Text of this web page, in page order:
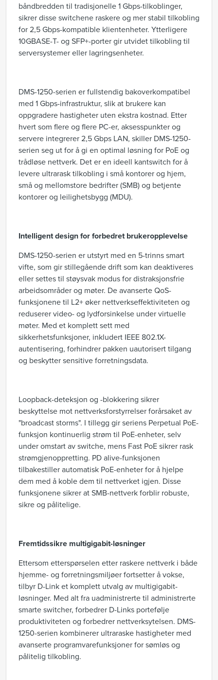
båndbredden til tradisjonelle 1 Gbps-tilkoblinger,
sikrer disse switchene raskere og mer stabil tilkobling
for 2,5 Gbps-kompatible klientenheter. Ytterligere
10GBASE-T- og SFP+-porter gir utvidet tilkobling til
serversystemer eller lagringsenheter.
DMS-1250-serien er fullstendig bakoverkompatibel
med 1 Gbps-infrastruktur, slik at brukere kan
oppgradere hastigheter uten ekstra kostnad. Etter
hvert som flere og flere PC-er, aksesspunkter og
servere integrerer 2,5 Gbps LAN, skiller DMS-1250-
serien seg ut for å gi en optimal løsning for PoE og
trådløse nettverk. Det er en ideell kantswitch for å
levere ultrarask tilkobling i små kontorer og hjem,
små og mellomstore bedrifter (SMB) og betjente
kontorer og leilighetsbygg (MDU).
Intelligent design for forbedret brukeropplevelse
DMS-1250-serien er utstyrt med en 5-trinns smart
vifte, som gir stillegående drift som kan deaktiveres
eller settes til støysvak modus for distraksjonsfrie
arbeidsområder og møter. De avanserte QoS-
funksjonene til L2+ øker nettverkseffektiviteten og
reduserer video- og lydforsinkelse under virtuelle
møter. Med et komplett sett med
sikkerhetsfunksjoner, inkludert IEEE 802.1X-
autentisering, forhindrer pakken uautorisert tilgang
og beskytter sensitive forretningsdata.
Loopback-deteksjon og -blokkering sikrer
beskyttelse mot nettverksforstyrrelser forårsaket av
"broadcast storms". I tillegg gir seriens Perpetual PoE-
funksjon kontinuerlig strøm til PoE-enheter, selv
under omstart av switche, mens Fast PoE sikrer rask
strømgjenoppretting. PD alive-funksjonen
tilbakestiller automatisk PoE-enheter for å hjelpe
dem med å koble dem til nettverket igjen. Disse
funksjonene sikrer at SMB-nettverk forblir robuste,
sikre og pålitelige.
Fremtidssikre multigigabit-løsninger
Ettersom etterspørselen etter raskere nettverk i både
hjemme- og forretningsmiljøer fortsetter å vokse,
tilbyr D-Link et komplett utvalg av multigigabit-
løsninger. Med alt fra uadministrerte til administrerte
smarte switcher, forbedrer D-Links portefølje
produktiviteten og forbedrer nettverksytelsen. DMS-
1250-serien kombinerer ultraraske hastigheter med
avanserte programvarefunksjoner for sømløs og
pålitelig tilkobling.